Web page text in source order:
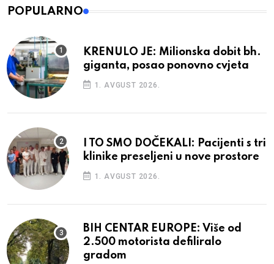
POPULARNO
KRENULO JE: Milionska dobit bh.
giganta, posao ponovno cvjeta
1. AVGUST 2026.
I TO SMO DOČEKALI: Pacijenti s tri
klinike preseljeni u nove prostore
1. AVGUST 2026.
BIH CENTAR EUROPE: Više od
2.500 motorista defiliralo
gradom